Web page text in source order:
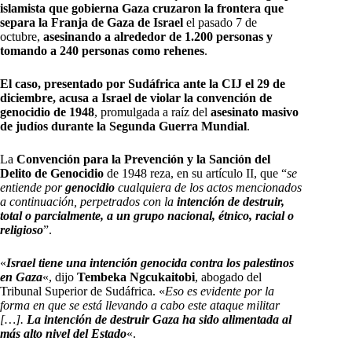
islamista que gobierna Gaza cruzaron la frontera que
separa la Franja de Gaza de Israel el pasado 7 de
octubre, asesinando a alrededor de 1.200 personas y
tomando a 240 personas como rehenes.
El caso, presentado por Sudáfrica ante la CIJ el 29 de
diciembre, acusa a Israel de violar la convención de
genocidio de 1948, promulgada a raíz del asesinato masivo
de judíos durante la Segunda Guerra Mundial.
La Convención para la Prevención y la Sanción del
Delito de Genocidio de 1948 reza, en su artículo II, que “se
entiende porgenocidio cualquiera de los actos mencionados
a continuación, perpetrados con la intención de destruir,
total o parcialmente, a un grupo nacional, étnico, racial o
religioso”.
«Israel tiene una intención genocida contra los palestinos
en Gaza«, dijo Tembeka Ngcukaitobi, abogado del
Tribunal Superior de Sudáfrica. «Eso es evidente por la
forma en que se está llevando a cabo este ataque militar
[…]. La intención de destruir Gaza ha sido alimentada al
más alto nivel del Estado«.